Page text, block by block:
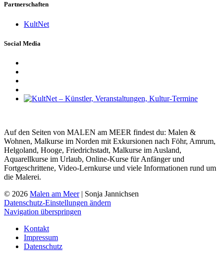
Partnerschaften
KultNet
Social Media
Auf den Seiten von MALEN am MEER findest du: Malen &
Wohnen, Malkurse im Norden mit Exkursionen nach Föhr, Amrum,
Helgoland, Hooge, Friedrichstadt, Malkurse im Ausland,
Aquarellkurse im Urlaub, Online-Kurse für Anfänger und
Fortgeschrittene, Video-Lernkurse und viele Informationen rund um
die Malerei.
© 2026 Malen am Meer| Sonja Jannichsen
Datenschutz-Einstellungen ändern
Navigation überspringen
Kontakt
Impressum
Datenschutz